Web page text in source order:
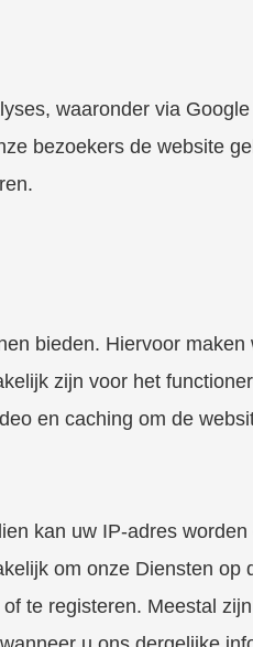
waaronder via
bezoekers de website
bieden. Hiervoor
zijn voor het
en caching om de
kan uw IP-adres
om onze Diensten op
te registeren. Meestal